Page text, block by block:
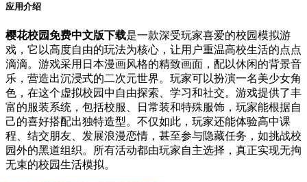
应用介绍
樱花校园免费中文版下载是一款深受玩家喜爱的校园模拟游
戏，它以高度自由的玩法为核心，让用户重温高校生活的点点
滴滴。游戏采用日本漫画风格的精致画面，配以休闲的背景音
乐，营造出沉浸式的二次元世界。玩家可以扮演一名美少女角
色，在这个虚拟校园中自由探索、学习和社交。游戏提供了丰
富的服装系统，包括校服、日常装和特殊服饰，玩家能根据自
己的喜好搭配出独特造型。不仅如此，玩家还能体验高中课
程、结交朋友、发展浪漫恋情，甚至参与隐藏任务，如挑战校
园外的黑道组织。所有活动都由玩家自主选择，真正实现无拘
无束的校园生活模拟。